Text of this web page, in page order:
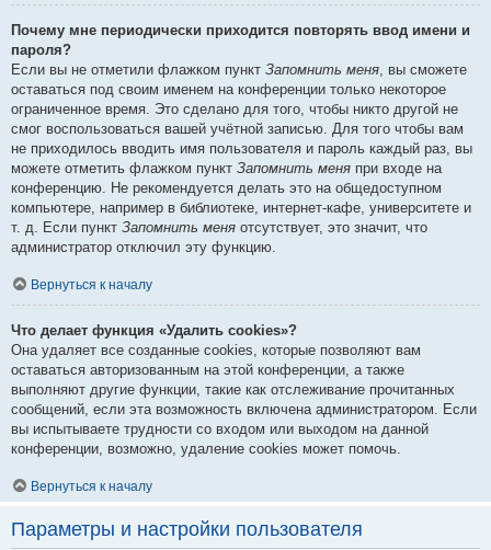
Почему мне периодически приходится повторять ввод имени и
пароля?
Если вы не отметили флажком пункт Запомнить меня, вы сможете
оставаться под своим именем на конференции только некоторое
ограниченное время. Это сделано для того, чтобы никто другой не
смог воспользоваться вашей учётной записью. Для того чтобы вам
не приходилось вводить имя пользователя и пароль каждый раз, вы
можете отметить флажком пункт Запомнить меня при входе на
конференцию. Не рекомендуется делать это на общедоступном
компьютере, например в библиотеке, интернет-кафе, университете и
т. д. Если пункт Запомнить меня отсутствует, это значит, что
администратор отключил эту функцию.
Вернуться к началу
Что делает функция «Удалить cookies»?
Она удаляет все созданные cookies, которые позволяют вам
оставаться авторизованным на этой конференции, а также
выполняют другие функции, такие как отслеживание прочитанных
сообщений, если эта возможность включена администратором. Если
вы испытываете трудности со входом или выходом на данной
конференции, возможно, удаление cookies может помочь.
Вернуться к началу
Параметры и настройки пользователя